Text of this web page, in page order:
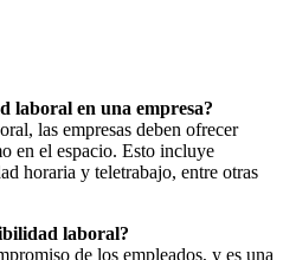
laboral en una empresa?
las empresas deben ofrecer
en el espacio. Esto incluye
horaria y teletrabajo, entre otras
laboral?
de los empleados, y es una